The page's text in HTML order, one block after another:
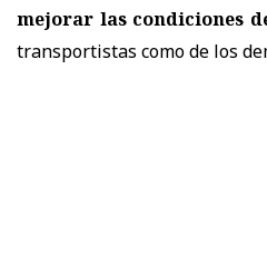
mejorar las condiciones
transportistas como de los